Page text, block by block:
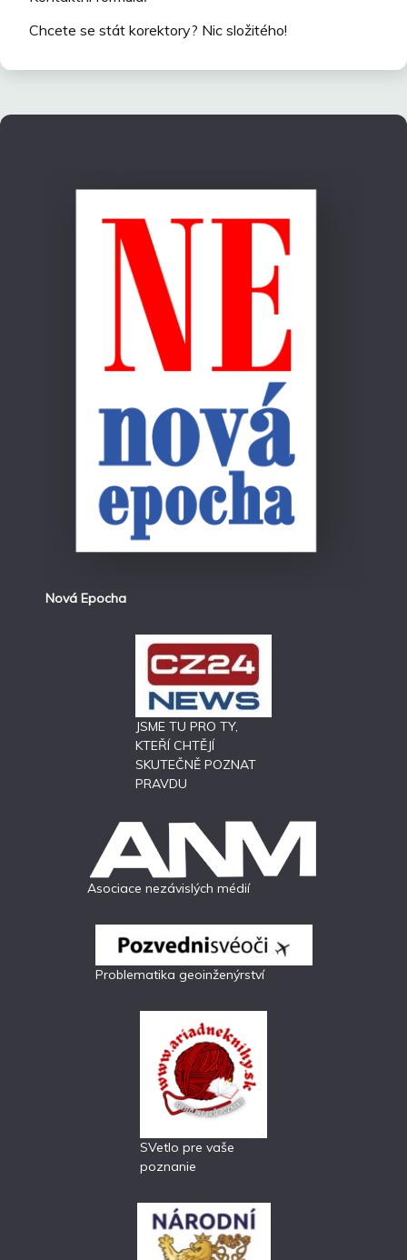
Chcete se stát korektory? Nic složitého!
Nová Epocha
JSME TU PRO TY,
KTEŘÍ CHTĚJÍ
SKUTEČNĚ POZNAT
PRAVDU
Asociace nezávislých médií
Problematika geoinženýrství
SVetlo pre vaše
poznanie